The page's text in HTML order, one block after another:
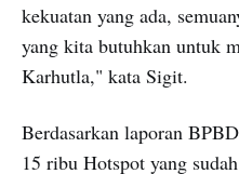
kekuatan yang ada,
yang kita butuhkan untuk
Karhutla," kata Sigit.
Berdasarkan laporan
15 ribu Hotspot yang